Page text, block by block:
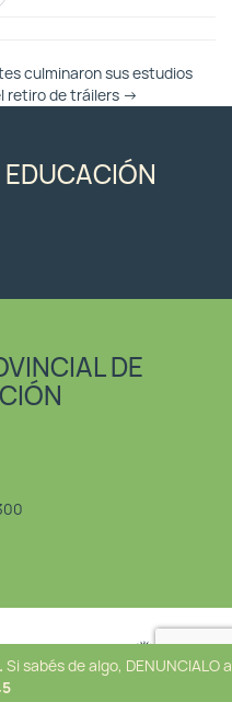
culminaron sus estudios
retiro de tráilers →
DE
Si sabés de algo, DENUNCIALO